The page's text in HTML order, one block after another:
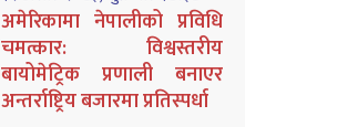
अमेरिकामा नेपालीको प्रविधि
चमत्कार: विश्वस्तरीय
बायोमेट्रिक प्रणाली बनाएर
अन्तर्राष्ट्रिय बजारमा प्रतिस्पर्धा